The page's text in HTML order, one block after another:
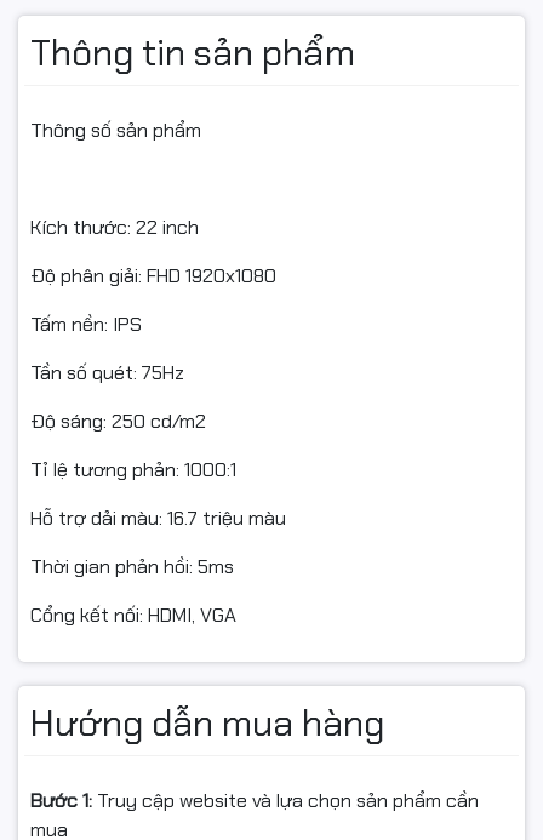
Thông tin sản phẩm
Thông số sản phẩm
Kích thước: 22 inch
Độ phân giải: FHD 1920x1080
Tấm nền: IPS
Tần số quét: 75Hz
Độ sáng: 250 cd/m2
Tỉ lệ tương phản: 1000:1
Hỗ trợ dải màu: 16.7 triệu màu
Thời gian phản hồi: 5ms
Cổng kết nối: HDMI, VGA
Hướng dẫn mua hàng
Bước 1: Truy cập website và lựa chọn sản phẩm cần
mua